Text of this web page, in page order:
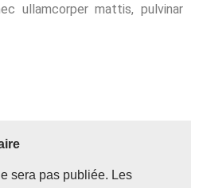
ullamcorper mattis, pulvinar
sera pas publiée. Les